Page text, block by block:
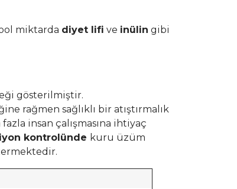
miktarda diyet lifi ve inülin gibi
gösterilmiştir.
rağmen sağlıklı bir atıştırmalık
insan çalışmasına ihtiyaç
kontrolünde kuru üzüm